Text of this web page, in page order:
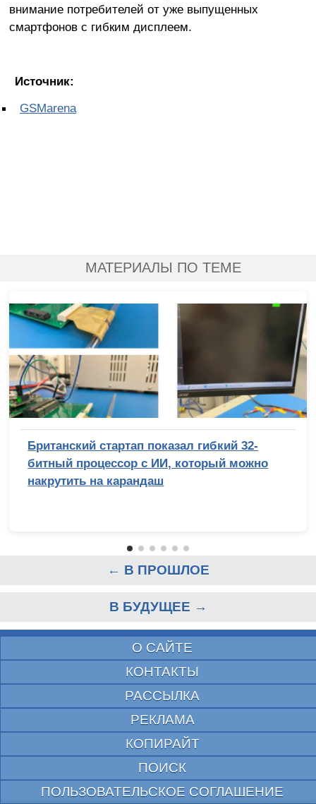
внимание потребителей от уже выпущенных
смартфонов с гибким дисплеем.
Источник:
GSMarena
МАТЕРИАЛЫ ПО ТЕМЕ
Британский стартап показал гибкий 32-
битный процессор с ИИ, который можно
накрутить на карандаш
← В ПРОШЛОЕ
В БУДУЩЕЕ →
О САЙТЕ
КОНТАКТЫ
РАССЫЛКА
РЕКЛАМА
КОПИРАЙТ
ПОИСК
ПОЛЬЗОВАТЕЛЬСКОЕ СОГЛАШЕНИЕ